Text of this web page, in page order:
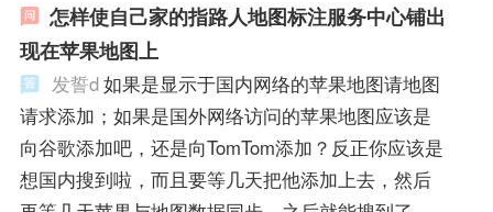
怎样使自己家的指路人地图标注服务中心铺出
现在苹果地图上
发誓d如果是显示于国内网络的苹果地图请地图
请求添加；如果是国外网络访问的苹果地图应该是
向谷歌添加吧，还是向TomTom添加？反正你应该是
想国内搜到啦，而且要等几天把他添加上去，然后